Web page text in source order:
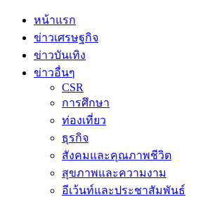
Skip
content
หน้าแรก
ข่าวเศรษฐกิจ
ข่าวบันเทิง
ข่าวอื่นๆ
CSR
การศึกษา
ท่องเที่ยว
ธุรกิจ
สังคมและคุณภาพชีวิต
สุขภาพและความงาม
อีเว้นท์และประชาสัมพันธ์